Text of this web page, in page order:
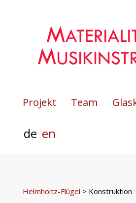
Projekt Team
de en
Helmholtz-Flügel > Konstruktion